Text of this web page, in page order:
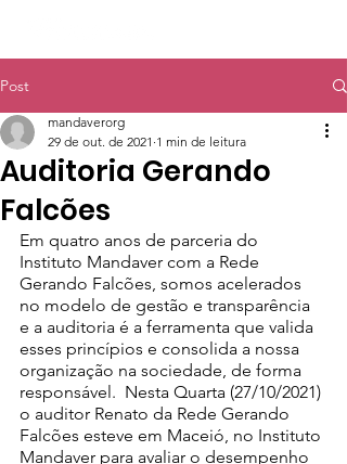
Post
Auditoria Gerando
Falcões
mandaverorg
29 de out. de 2021 1 min de leitura
Em quatro anos de parceria do
Instituto Mandaver com a Rede
Gerando Falcões, somos acelerados
no modelo de gestão e transparência
e a auditoria é a ferramenta que valida
esses princípios e consolida a nossa
organização na sociedade, de forma
responsável.  Nesta Quarta (27/10/2021)
o auditor Renato da Rede Gerando
Falcões esteve em Maceió, no Instituto
Mandaver para avaliar o desempenho